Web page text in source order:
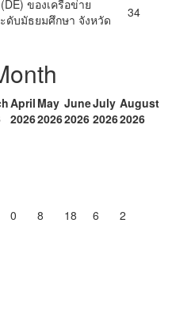
ของเครือข่าย
ดับมัธยมศึกษา จังหวัด
34
April
2026
May
2026
June
2026
July
2026
August
2026
0 8 18 6 2